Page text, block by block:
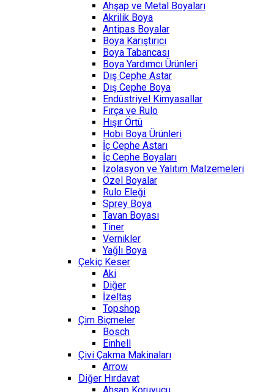
Ahşap ve Metal Boyaları
Akrilik Boya
Antipas Boyalar
Boya Karıştırıcı
Boya Tabancası
Boya Yardımcı Ürünleri
Dış Cephe Astar
Dış Cephe Boya
Endüstriyel Kimyasallar
Fırça ve Rulo
Hışır Örtü
Hobi Boya Ürünleri
İç Cephe Astarı
İç Cephe Boyaları
İzolasyon ve Yalıtım Malzemeleri
Özel Boyalar
Rulo Eleği
Sprey Boya
Tavan Boyası
Tiner
Vernikler
Yağlı Boya
Çekiç Keser
Aki
Diğer
İzeltaş
Topshop
Çim Biçmeler
Bosch
Einhell
Çivi Çakma Makinaları
Arrow
Diğer Hırdavat